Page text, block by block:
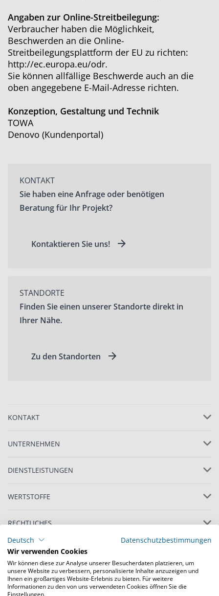
Angaben zur Online-Streitbeilegung:
Verbraucher haben die Möglichkeit,
Beschwerden an die Online-
Streitbeilegungsplattform der EU zu richten:
http://ec.europa.eu/odr.
Sie können allfällige Beschwerde auch an die
oben angegebene E-Mail-Adresse richten.
Konzeption, Gestaltung und Technik
TOWA
Denovo (Kundenportal)
KONTAKT
Sie haben eine Anfrage oder benötigen
Beratung für Ihr Projekt?
Kontaktieren Sie uns!
STANDORTE
Finden Sie einen unserer Standorte direkt in
Ihrer Nähe.
Zu den Standorten
KONTAKT
UNTERNEHMEN
DIENSTLEISTUNGEN
WERTSTOFFE
RECHTLICHES
© Copyright 2022 Loacker Recycling GmbH, alle
Deutsch
Datenschutzbestimmungen
Wir verwenden Cookies
Wir können diese zur Analyse unserer Besucherdaten platzieren, um
unsere Website zu verbessern, personalisierte Inhalte anzuzeigen und
Ihnen ein großartiges Website-Erlebnis zu bieten. Für weitere
Informationen zu den von uns verwendeten Cookies öffnen Sie die
Einstellungen.